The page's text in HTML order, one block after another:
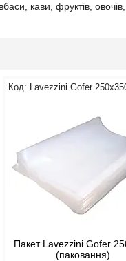
кави, фруктів, овочів,
Lavezzini Gofer
Пакет Lavezzini Gofer
(паковання)